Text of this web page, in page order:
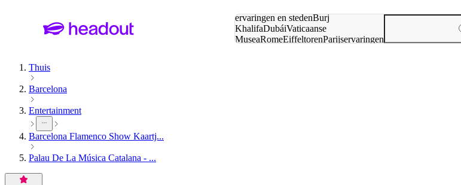
ervaringen en stedenBurj
KhalifaDubáiVaticaanse
MuseaRomeEiffeltorenParijservaringen
Thuis
Barcelona
Entertainment
Barcelona Flamenco Show Kaartj...
Palau De La Música Catalana - ...